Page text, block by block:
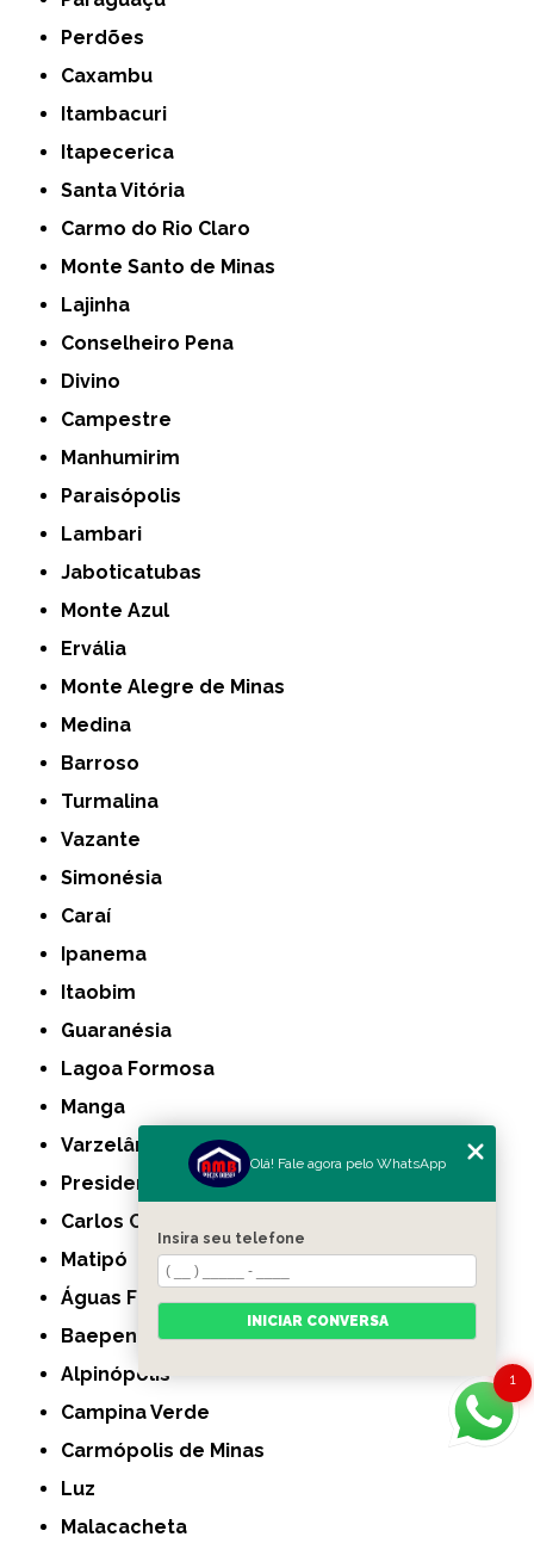
Perdões
Caxambu
Itambacuri
Itapecerica
Santa Vitória
Carmo do Rio Claro
Monte Santo de Minas
Lajinha
Conselheiro Pena
Divino
Campestre
Manhumirim
Paraisópolis
Lambari
Jaboticatubas
Monte Azul
Ervália
Monte Alegre de Minas
Medina
Barroso
Turmalina
Vazante
Simonésia
Caraí
Ipanema
Itaobim
Guaranésia
Lagoa Formosa
Manga
Varzelândia
Presidente Olegário
Carlos Chagas
Matipó
Águas Formosas
Baependi
Alpinópolis
Campina Verde
Carmópolis de Minas
Luz
Malacacheta
1
Olá! Fale agora pelo WhatsApp
Insira seu telefone
INICIAR CONVERSA